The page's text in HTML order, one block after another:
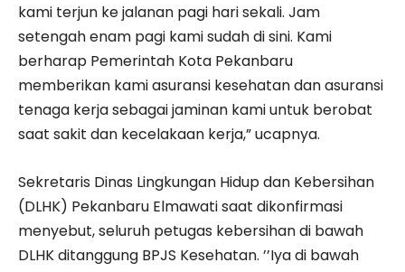
kami terjun ke jalanan pagi hari sekali. Jam
setengah enam pagi kami sudah di sini. Kami
berharap Pemerintah Kota Pekanbaru
memberikan kami asuransi kesehatan dan asuransi
tenaga kerja sebagai jaminan kami untuk berobat
saat sakit dan kecelakaan kerja,” ucapnya.
Sekretaris Dinas Lingkungan Hidup dan Kebersihan
(DLHK) Pekanbaru Elmawati saat dikonfirmasi
menyebut, seluruh petugas kebersihan di bawah
DLHK ditanggung BPJS Kesehatan. ’’Iya di bawah